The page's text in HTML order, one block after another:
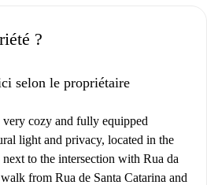
?
selon le propriétaire
cozy and fully equipped
light and privacy, located in the
to the intersection with Rua da
from Rua de Santa Catarina and